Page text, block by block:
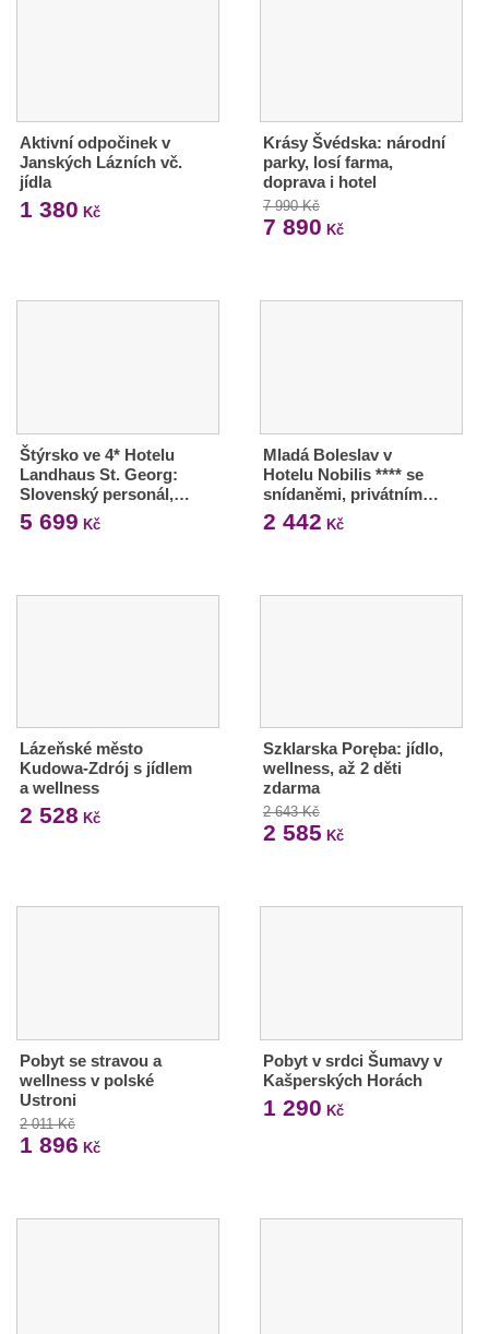
Aktivní odpočinek v
Janských Lázních vč.
jídla
1 380 Kč
Krásy Švédska: národní
parky, losí farma,
doprava i hotel
7 990 Kč
7 890 Kč
Štýrsko ve 4* Hotelu
Landhaus St. Georg:
Slovenský personál,…
5 699 Kč
Mladá Boleslav v
Hotelu Nobilis **** se
snídaněmi, privátním…
2 442 Kč
Lázeňské město
Kudowa-Zdrój s jídlem
a wellness
2 528 Kč
Szklarska Poręba: jídlo,
wellness, až 2 děti
zdarma
2 643 Kč
2 585 Kč
Pobyt se stravou a
wellness v polské
Ustroni
2 011 Kč
1 896 Kč
Pobyt v srdci Šumavy v
Kašperských Horách
1 290 Kč